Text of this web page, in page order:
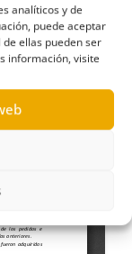
analíticos y de
puede aceptar
ellas pueden ser
información, visite